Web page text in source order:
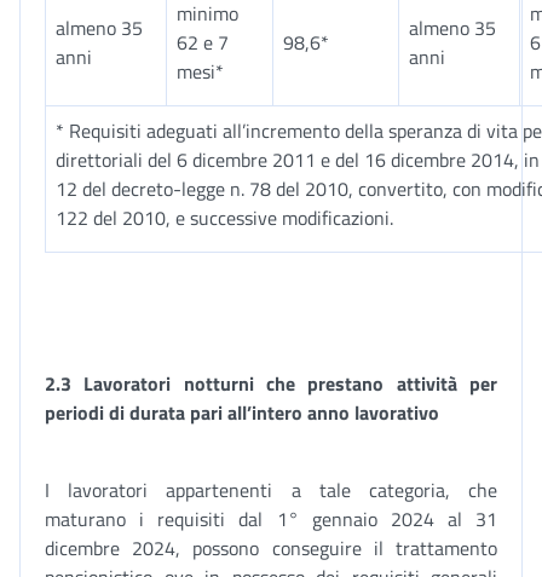
almeno 35
anni
minimo
62 e 7
mesi*
98,6*
almeno 35
anni
* Requisiti adeguati all’incremento della speranza di vita
direttoriali del 6 dicembre 2011 e del 16 dicembre 2014,
12 del decreto-legge n. 78 del 2010, convertito, con
122 del 2010, e successive modificazioni.
2.3 Lavoratori notturni che prestano attività per
periodi di durata pari all’intero anno lavorativo
I lavoratori appartenenti a tale categoria, che
maturano i requisiti dal 1° gennaio 2024 al 31
dicembre 2024, possono conseguire il trattamento